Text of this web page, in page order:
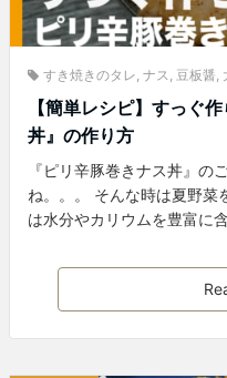
すき焼きのタレ ナス 豆板醤
【簡単レシピ】すっぐ
丼』の作り方
『ピリ辛豚巻きナス丼』の
ね。。。 そんな時は夏野菜
は水分やカリウムを豊富に